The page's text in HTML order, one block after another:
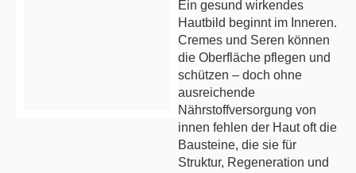
Ein gesund wirkendes
Hautbild beginnt im Inneren.
Cremes und Seren können
die Oberfläche pflegen und
schützen – doch ohne
ausreichende
Nährstoffversorgung von
innen fehlen der Haut oft die
Bausteine, die sie für
Struktur, Regeneration und